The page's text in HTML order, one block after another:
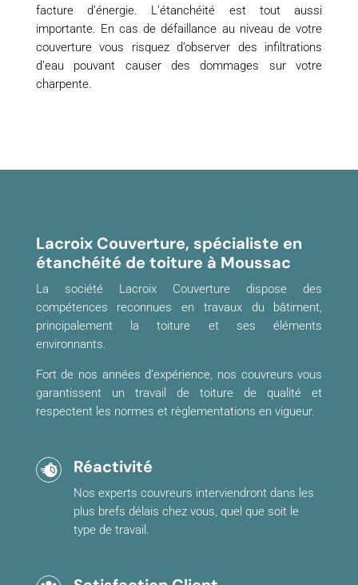
facture d’énergie. L’étanchéité est tout aussi
importante. En cas de défaillance au niveau de votre
couverture vous risquez d’observer des infiltrations
d’eau pouvant causer des dommages sur votre
charpente.
Lacroix Couverture, spécialiste en
étanchéité de toiture à Moussac
La société Lacroix Couverture dispose des
compétences reconnues en travaux du bâtiment,
principalement la toiture et ses éléments
environnants.
Fort de nos années d’expérience, nos couvreurs vous
garantissent un travail de toiture de qualité et
respectent les normes et règlementations en vigueur.
Réactivité
Nos experts couvreurs interviendront dans les
plus brefs délais chez vous, quel que soit le
type de travail.